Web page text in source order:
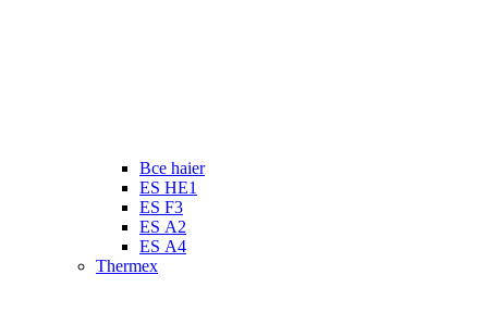
Все haier
ES HE1
ES F3
ES А2
ES А4
Thermex